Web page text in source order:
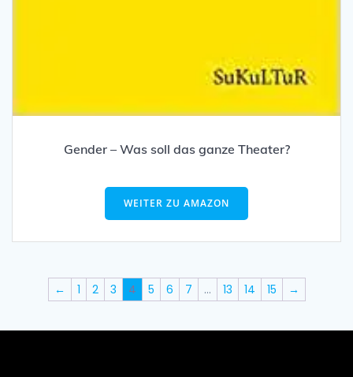
Gender – Was soll das ganze Theater?
WEITER ZU AMAZON
← 1 2 3 4 5 6 7 … 13 14 15 →